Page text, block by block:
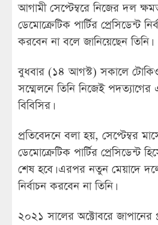
আগামী সেপ্টেম্বরে নিজের দল
ডেমোক্রেটিক পার্টির প্রেসিডেন্ট
করবেন না বলে জানিয়েছেন তিনি।
বুধবার (১৪ আগস্ট) সকালে
সম্মেলনে তিনি নিজেই
বিবিসির।
প্রতিবেদনে বলা হয়, সেপ্টেম্বর
ডেমোক্রেটিক পার্টির প্রেসিডেন্ট
শেষ হবে। এরপর নতুন মেয়াদে
নির্বাচন করবেন না তিনি।
২০২১ সালের অক্টোবরে জাপানের